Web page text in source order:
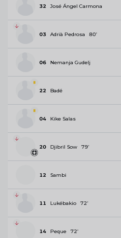
32 José Ángel Carmona
03 Adrià Pedrosa 80’
06 Nemanja Gudelj
22 Badé
04 Kike Salas
20 Djibril Sow 79’
12 Sambi
11 Lukébakio 72’
14 Peque 72’